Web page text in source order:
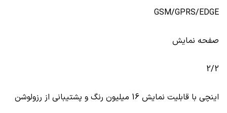
GSM/GPRS/EDGE
صفحه نمایش
2/2
اینچی با قابلیت نمایش 16 میلیون رنگ و پشتیبانی از رزولوشن